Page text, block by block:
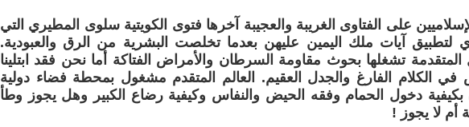
على الفتاوى الغريبة والعجيبة آخرها فتوى الكويتية سلوى المطيري التي
لتطبيق آيات ملك اليمين عليهن بعدما تخلصت البشرية من الرق والعبودية.
تشغلها بحوث مقاومة السرطان والأمراض الفتاكة أما نحن فقد ابتلينا
الكلام الفارغ والجدل العقيم. العالم المتقدم مشغول بمحطة فضاء دولية
دخول الحمام وفقه الحيض والنفاس وكيفية رضاع الكبير وهل يجوز وطأ
أم لا يجوز !